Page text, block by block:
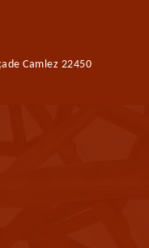
Camlez 22450